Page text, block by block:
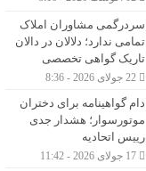
سردرگمی مشاوران املاک
تمامی ندارد؛ دلالان در دالان
تاریک گواهی تخصصی
دام گواهینامه برای دختران
موتورسوار؛ هشدار جدی
رییس اتحادیه